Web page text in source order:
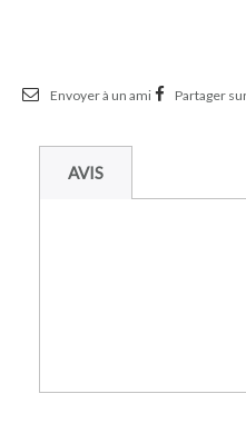
Envoyer à un ami Partager
AVIS